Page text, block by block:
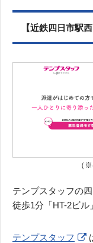
【近鉄四日市駅
（
テンプスタッフの
徒歩1分「HT-2ビル
テンプスタッフ